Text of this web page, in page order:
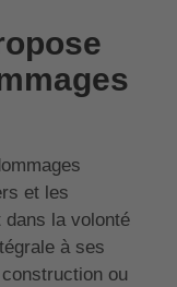
et les
la volonté
à ses
ou